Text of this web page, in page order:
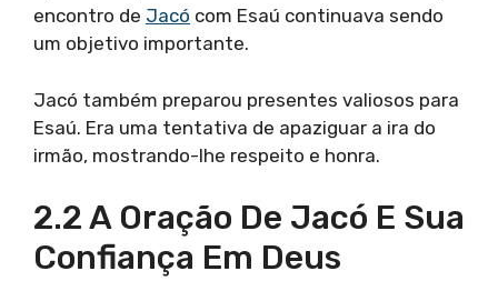
encontro de Jacó com Esaú continuava sendo
um objetivo importante.
Jacó também preparou presentes valiosos para
Esaú. Era uma tentativa de apaziguar a ira do
irmão, mostrando-lhe respeito e honra.
2.2 A Oração De Jacó E Sua
Confiança Em Deus